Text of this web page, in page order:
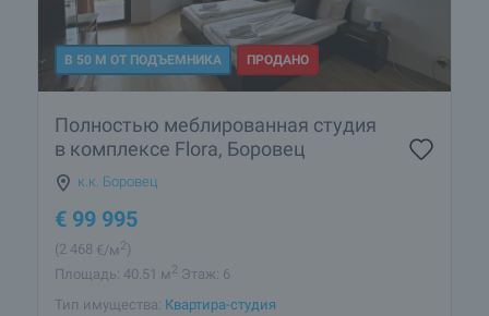
В 50 М ОТ ПОДЪЕМНИКА ПРОДАНО
Полностью меблированная студия
в комплексе Flora, Боровец
к.к. Боровец
€ 99 995
(2 468 €/м 2)
Площадь: 40.51 м 2 Этаж: 6
Тип имущества: Квартира-студия